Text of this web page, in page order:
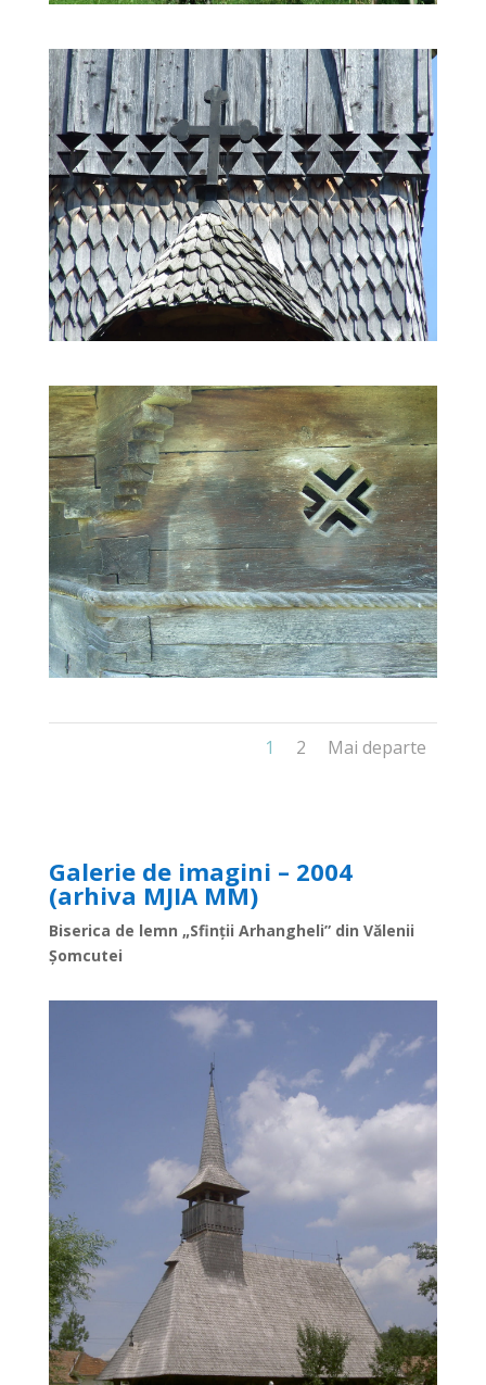
1 2 Mai departe
Galerie de imagini – 2004
(arhiva MJIA MM)
Biserica de lemn „Sfinții Arhangheli” din Vălenii
Şomcutei